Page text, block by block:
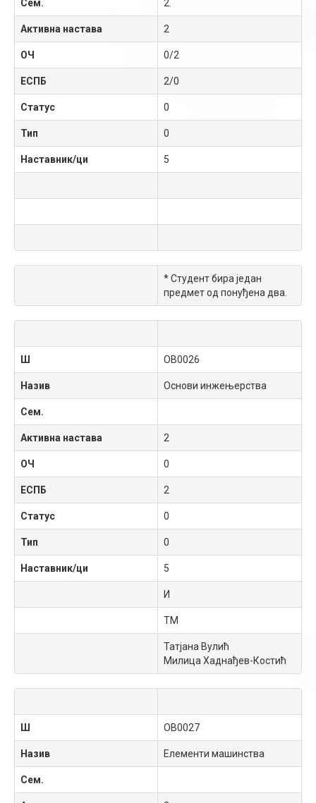
Сем. 2.
Активна настава 2
ОЧ 0/2
ЕСПБ 2/0
Статус 0
Тип 0
Наставник/ци 5
* Студент бира један
предмет од понуђена два.
Ш OB0026
Назив Основи инжењерства
Сем.
Активна настава 2
ОЧ 0
ЕСПБ 2
Статус 0
Тип 0
Наставник/ци 5
И
ТМ
Татјана Вулић
Милица Хаднађев-Костић
Ш OB0027
Назив Елементи машинства
Сем.